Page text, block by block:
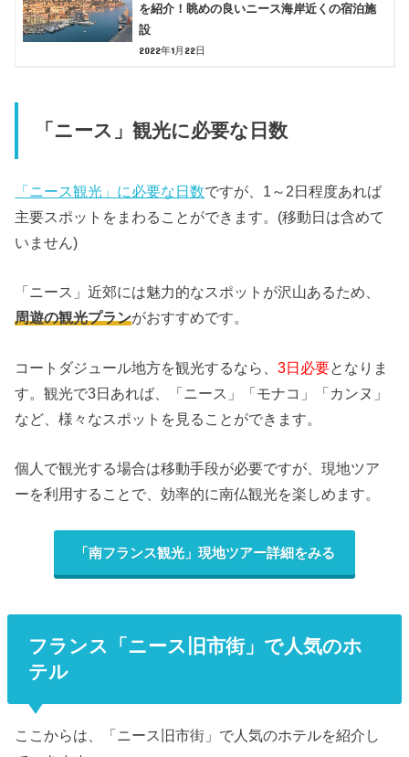
を紹介！眺めの良いニース海岸近くの宿泊施
設
2022年1月22日
「ニース」観光に必要な日数
「ニース観光」に必要な日数ですが、1～2日程度あれば
主要スポットをまわることができます。(移動日は含めて
いません)
「ニース」近郊には魅力的なスポットが沢山あるため、
周遊の観光プランがおすすめです。
コートダジュール地方を観光するなら、3日必要となりま
す。観光で3日あれば、「ニース」「モナコ」「カンヌ」
など、様々なスポットを見ることができます。
個人で観光する場合は移動手段が必要ですが、現地ツア
ーを利用することで、効率的に南仏観光を楽しめます。
「南フランス観光」現地ツアー詳細をみる
フランス「ニース旧市街」で人気のホ
テル
ここからは、「ニース旧市街」で人気のホテルを紹介し